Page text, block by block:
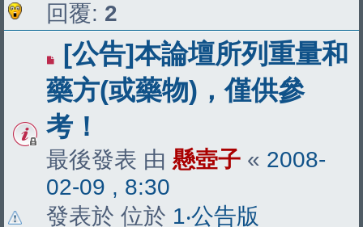
回覆: 2
[公告]本論壇所列重量和
藥方(或藥物)，僅供參
考！
最後發表 由 懸壺子 « 2008-
02-09 , 8:30
發表於 位於 1‧公告版